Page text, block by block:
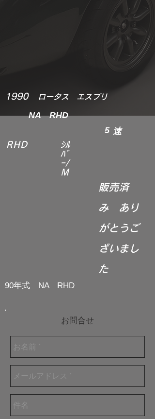
1990 ロータス エスプリ
NA RHD
5 速
RHD
ｼﾙ
ﾊﾞ
ｰ/
M
販売済
み あり
がとうご
ざいまし
た
90年式 NA RHD
お問合せ